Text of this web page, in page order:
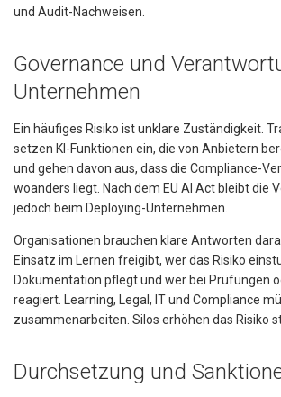
und Audit-Nachweisen.
Governance und
Unternehmen
Ein häufiges Risiko ist unklare Zuständigkeit.
setzen KI-Funktionen ein, die von Anbietern
und gehen davon aus, dass die Compliance-
woanders liegt. Nach dem EU AI Act bleibt die
jedoch beim Deploying-Unternehmen.
Organisationen brauchen klare Antworten
Einsatz im Lernen freigibt, wer das Risiko
Dokumentation pflegt und wer bei Prüfungen
reagiert. Learning, Legal, IT und Compliance
zusammenarbeiten. Silos erhöhen das Risiko
Durchsetzung und